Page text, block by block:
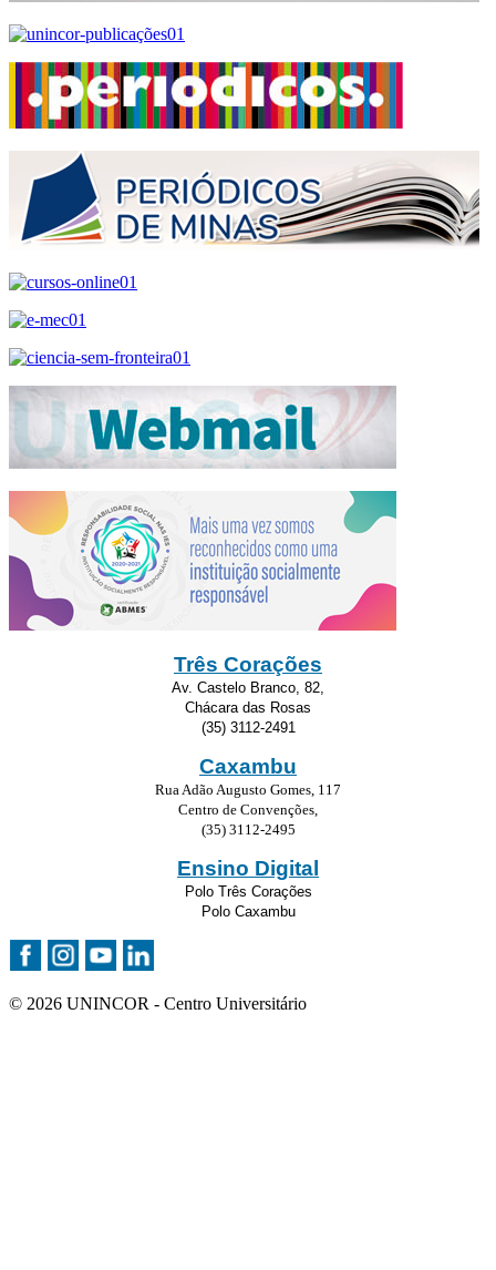
Três Corações
Av. Castelo Branco, 82,
Chácara das Rosas
(35) 3112-2491
Caxambu
Rua Adão Augusto Gomes, 117
Centro de Convenções,
(35) 3112-2495
Ensino Digital
Polo Três Corações
Polo Caxambu
© 2026 UNINCOR - Centro Universitário